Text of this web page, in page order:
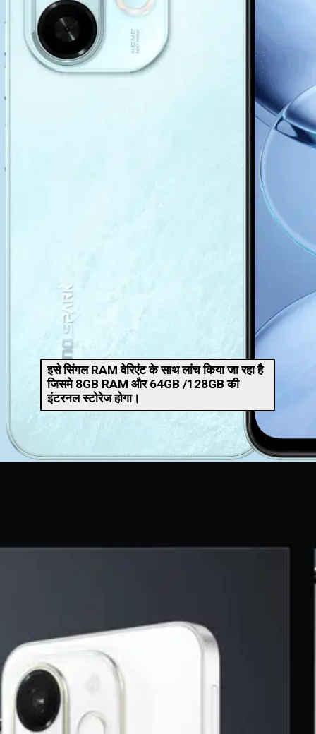
इसे सिंगल RAM वेरिएंट के साथ लांच किया जा रहा है
जिसमे 8GB RAM और 64GB /128GB की
इंटरनल स्टोरेज होगा।